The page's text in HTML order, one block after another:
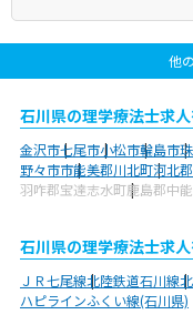
他
石川県の理学療法士求
金沢市七尾市小松市輪島市
野々市市能美郡川北町河北
羽咋郡宝達志水町鹿島郡中
石川県の理学療法士求
ＪＲ七尾線北陸鉄道石川線
ハピラインふくい線(石川県)